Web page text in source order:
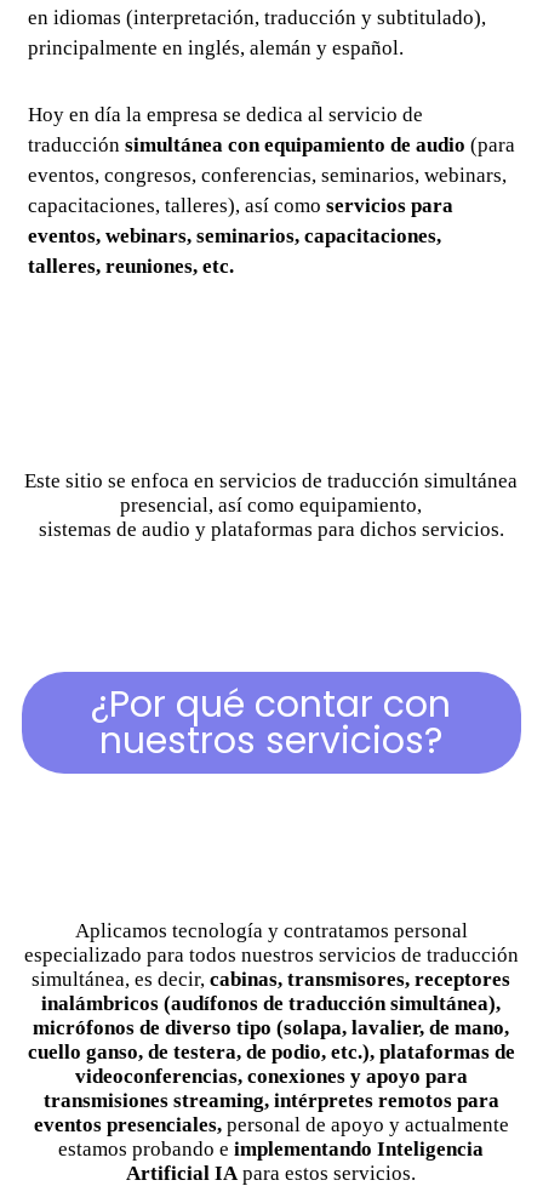
en idiomas (interpretación, traducción y subtitulado),
principalmente en inglés, alemán y español.
Hoy en día la empresa se dedica al servicio de
traducción simultánea con equipamiento de audio (para
eventos, congresos, conferencias, seminarios, webinars,
capacitaciones, talleres), así como servicios para
eventos, webinars, seminarios, capacitaciones,
talleres, reuniones, etc.
Este sitio se enfoca en servicios de traducción simultánea
presencial, así como equipamiento,
sistemas de audio y plataformas para dichos servicios.
¿Por qué contar con
nuestros servicios?
Aplicamos tecnología y contratamos personal
especializado para todos nuestros servicios de traducción
simultánea, es decir,cabinas, transmisores, receptores
inalámbricos (audífonos de traducción simultánea),
micrófonos de diverso tipo (solapa, lavalier, de mano,
cuello ganso, de testera, de podio, etc.), plataformas de
videoconferencias, conexiones y apoyo para
transmisiones streaming, intérpretes remotos para
eventos presenciales, personal de apoyo y actualmente
estamos probando eimplementando Inteligencia
Artificial IApara estos servicios.